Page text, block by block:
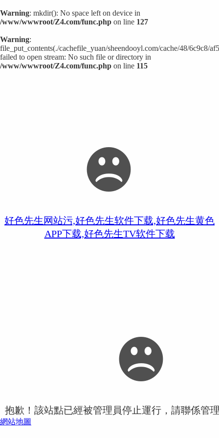
Warning: mkdir(): No space left on device in
/www/wwwroot/Z4.com/func.php on line 127
Warning:
file_put_contents(./cachefile_yuan/sheendooyl.com/cache/48/6c9c8/
failed to open stream: No such file or directory in
/www/wwwroot/Z4.com/func.php on line 115
好色先生网站污,好色先生软件下载,好色先生黄色
APP下载,好色先生TV软件下载
抱歉！該站點已經被管理員停止運行，請聯係管
網站地圖